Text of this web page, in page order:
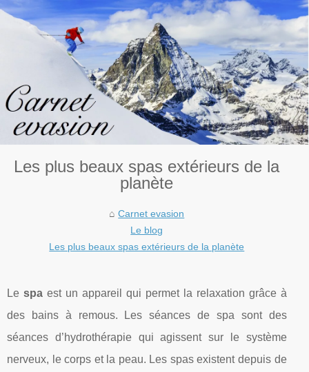
Les plus beaux spas extérieurs de la
planète
Carnet evasion
Le blog
Les plus beaux spas extérieurs de la planète
Le spaest un appareil qui permet la relaxation grâce à
des bains à remous. Les séances de spa sont des
séances d’hydrothérapie qui agissent sur le système
nerveux, le corps et la peau. Les spas existent depuis de